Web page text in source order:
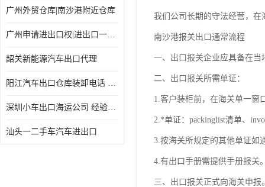
广州外贸仓库|南沙港附近仓库
广州申请进出口权|进出口一站式
韶关新能源汽车出口代理
阳江汽车出口仓库装卸电话 经验丰富
深圳小车出口海运公司 经验丰富
汕头一二手车汽车进出口
我们公司长期的守法经营，
南沙港报关出口通常流程
一、出口报关企业应具备在
二、出口报关所需单证：
1.客户装柜前，在海关单一窗
2.*单证：packinglist清单、
3.按海关所规定的其他单证如
4.有出口手册需提供手册报关
三、出口报关正式向海关申